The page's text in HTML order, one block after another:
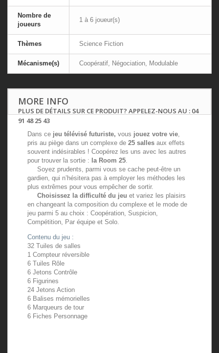
Nombre de
joueurs
1 à 6 joueur(s)
Thèmes Science Fiction
Mécanisme(s) Coopératif, Négociation, Modulable
MORE INFO
PLUS DE DÉTAILS SUR CE PRODUIT? APPELEZ-NOUS AU : 04
91 48 25 43
Dans ce jeu télévisé futuriste, vous jouez votre vie,
pris au piège dans un complexe de 25 salles aux effets
souvent indésirables ! Coopérez les uns avec les autres
pour trouver la sortie : la Room 25.
Soyez prudents, parmi vous se cache peut-être un
gardien, qui n’hésitera pas à employer les méthodes les
plus extrêmes pour vous empêcher de sortir.
Choisissez la difficulté du jeu et variez les plaisirs
en changeant la composition du complexe et le mode de
jeu parmi 5 au choix : Coopération, Suspicion,
Compétition, Par équipe et Solo.
Contenu du jeu :
32 Tuiles de salles
1 Compteur réversible
6 Tuiles Rôle
6 Jetons Contrôle
6 Figurines
24 Jetons Action
6 Balises mémorielles
6 Marqueurs de tour
6 Fiches Personnage